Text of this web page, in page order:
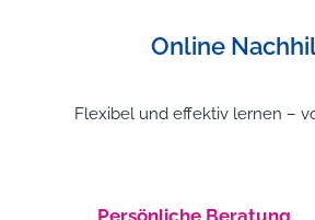
Online
Flexibel und effektiv lernen –
Persönliche Beratung